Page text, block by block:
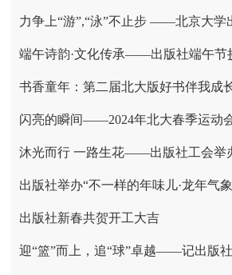
出版社新春共贺开工大吉